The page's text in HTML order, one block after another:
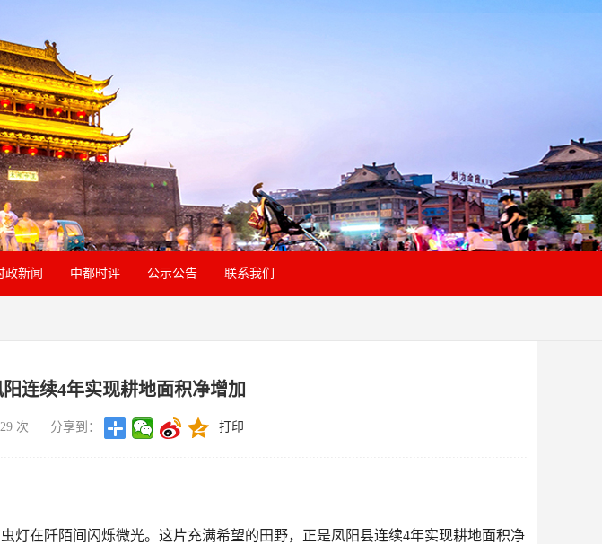
政新闻 中都时评 公示公告 联系我们
连续4年实现耕地面积净增加
次 分享到： 打印
灯在阡陌间闪烁微光。这片充满希望的田野，正是凤阳县连续4年实现耕地面积净